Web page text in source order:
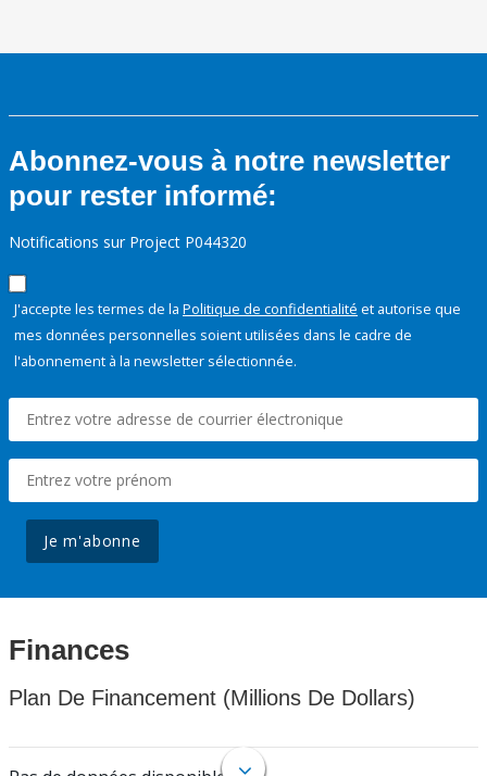
Abonnez-vous à notre newsletter
pour rester informé:
Notifications sur Project P044320
J'accepte les termes de la Politique de confidentialité et autorise que
mes données personnelles soient utilisées dans le cadre de
l'abonnement à la newsletter sélectionnée.
Je m'abonne
Finances
Plan De Financement (Millions De Dollars)